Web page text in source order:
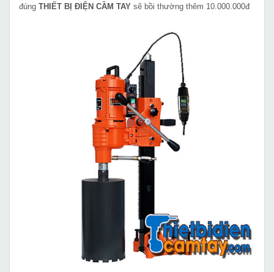
đúng THIẾT BỊ ĐIỆN CẦM TAY sẽ bồi thường thêm 10.000.000đ